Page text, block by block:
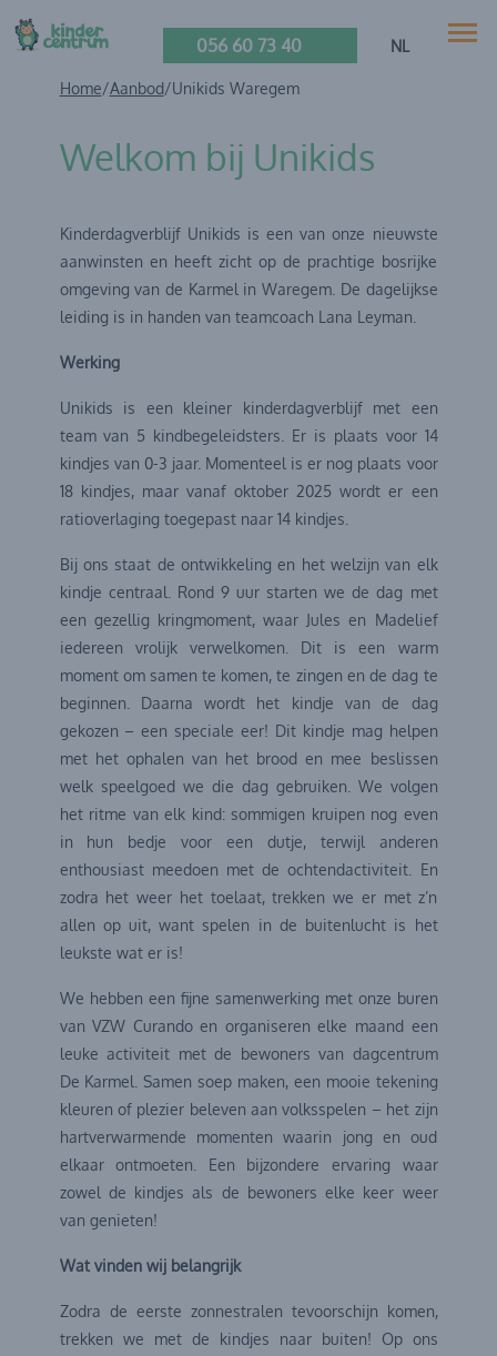
056 60 73 40 NL
Home/Aanbod/Unikids Waregem
Welkom bij Unikids
Kinderdagverblijf Unikids is een van onze nieuwste
aanwinsten en heeft zicht op de prachtige bosrijke
omgeving van de Karmel in Waregem. De dagelijkse
leiding is in handen van teamcoach Lana Leyman.
Werking
Unikids is een kleiner kinderdagverblijf met een
team van 5 kindbegeleidsters. Er is plaats voor 14
kindjes van 0-3 jaar. Momenteel is er nog plaats voor
18 kindjes, maar vanaf oktober 2025 wordt er een
ratioverlaging toegepast naar 14 kindjes.
Bij ons staat de ontwikkeling en het welzijn van elk
kindje centraal. Rond 9 uur starten we de dag met
een gezellig kringmoment, waar Jules en Madelief
iedereen vrolijk verwelkomen. Dit is een warm
moment om samen te komen, te zingen en de dag te
beginnen. Daarna wordt het kindje van de dag
gekozen – een speciale eer! Dit kindje mag helpen
met het ophalen van het brood en mee beslissen
welk speelgoed we die dag gebruiken. We volgen
het ritme van elk kind: sommigen kruipen nog even
in hun bedje voor een dutje, terwijl anderen
enthousiast meedoen met de ochtendactiviteit. En
zodra het weer het toelaat, trekken we er met z’n
allen op uit, want spelen in de buitenlucht is het
leukste wat er is!
We hebben een fijne samenwerking met onze buren
van VZW Curando en organiseren elke maand een
leuke activiteit met de bewoners van dagcentrum
De Karmel. Samen soep maken, een mooie tekening
kleuren of plezier beleven aan volksspelen – het zijn
hartverwarmende momenten waarin jong en oud
elkaar ontmoeten. Een bijzondere ervaring waar
zowel de kindjes als de bewoners elke keer weer
van genieten!
Wat vinden wij belangrijk
Zodra de eerste zonnestralen tevoorschijn komen,
trekken we met de kindjes naar buiten! Op ons